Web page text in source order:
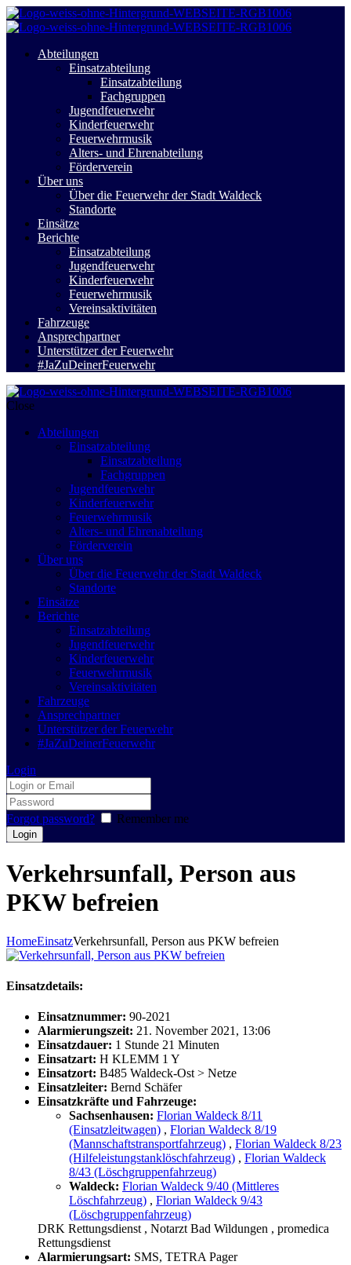
Abteilungen
Einsatzabteilung
Einsatzabteilung
Fachgruppen
Jugendfeuerwehr
Kinderfeuerwehr
Feuerwehrmusik
Alters- und Ehrenabteilung
Förderverein
Über uns
Über die Feuerwehr der Stadt Waldeck
Standorte
Einsätze
Berichte
Einsatzabteilung
Jugendfeuerwehr
Kinderfeuerwehr
Feuerwehrmusik
Vereinsaktivitäten
Fahrzeuge
Ansprechpartner
Unterstützer der Feuerwehr
#JaZuDeinerFeuerwehr
Close
Abteilungen
Einsatzabteilung
Einsatzabteilung
Fachgruppen
Jugendfeuerwehr
Kinderfeuerwehr
Feuerwehrmusik
Alters- und Ehrenabteilung
Förderverein
Über uns
Über die Feuerwehr der Stadt Waldeck
Standorte
Einsätze
Berichte
Einsatzabteilung
Jugendfeuerwehr
Kinderfeuerwehr
Feuerwehrmusik
Vereinsaktivitäten
Fahrzeuge
Ansprechpartner
Unterstützer der Feuerwehr
#JaZuDeinerFeuerwehr
Login
Forgot password? Remember me
Verkehrsunfall, Person aus
PKW befreien
HomeEinsatzVerkehrsunfall, Person aus PKW befreien
Einsatzdetails:
Einsatznummer: 90-2021
Alarmierungszeit: 21. November 2021, 13:06
Einsatzdauer: 1 Stunde 21 Minuten
Einsatzart: H KLEMM 1 Y
Einsatzort: B485 Waldeck-Ost > Netze
Einsatzleiter: Bernd Schäfer
Einsatzkräfte und Fahrzeuge:
Sachsenhausen: Florian Waldeck 8/11
(Einsatzleitwagen) , Florian Waldeck 8/19
(Mannschaftstransportfahrzeug) , Florian Waldeck 8/23
(Hilfeleistungstanklöschfahrzeug) , Florian Waldeck
8/43 (Löschgruppenfahrzeug)
Waldeck: Florian Waldeck 9/40 (Mittleres
Löschfahrzeug) , Florian Waldeck 9/43
(Löschgruppenfahrzeug)
DRK Rettungsdienst , Notarzt Bad Wildungen , promedica
Rettungsdienst
Alarmierungsart: SMS, TETRA Pager